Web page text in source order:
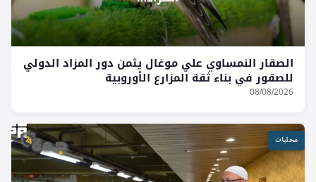
الصقار النمساوي علي موغال يثمن دور المزاد الدولي
للصقور في بناء ثقة المزارع الأوروبية
08/08/2026
محليات